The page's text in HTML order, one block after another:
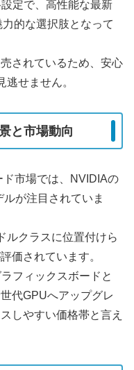
定で、高性能な最新
的な選択肢となって
されているため、安心
せません。
と市場動向
市場では、NVIDIAの
が注目されていま
ルクラスに位置付けら
価されています。
フィックスボードと
代GPUへアップグレ
しやすい価格帯と言え